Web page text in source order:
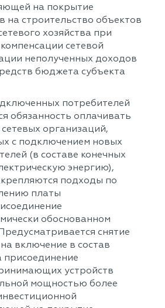
на покрытие
на строительство объектов
хозяйства при
сетевой
неполученных доходов
бюджета субъекта
потребителей
обязанность оплачивать
организаций,
с подключением новых
(в составе конечных
энергию),
подходы по
платы
обоснованном
снятие
включение в состав
присоединение
устройств
мощностью более